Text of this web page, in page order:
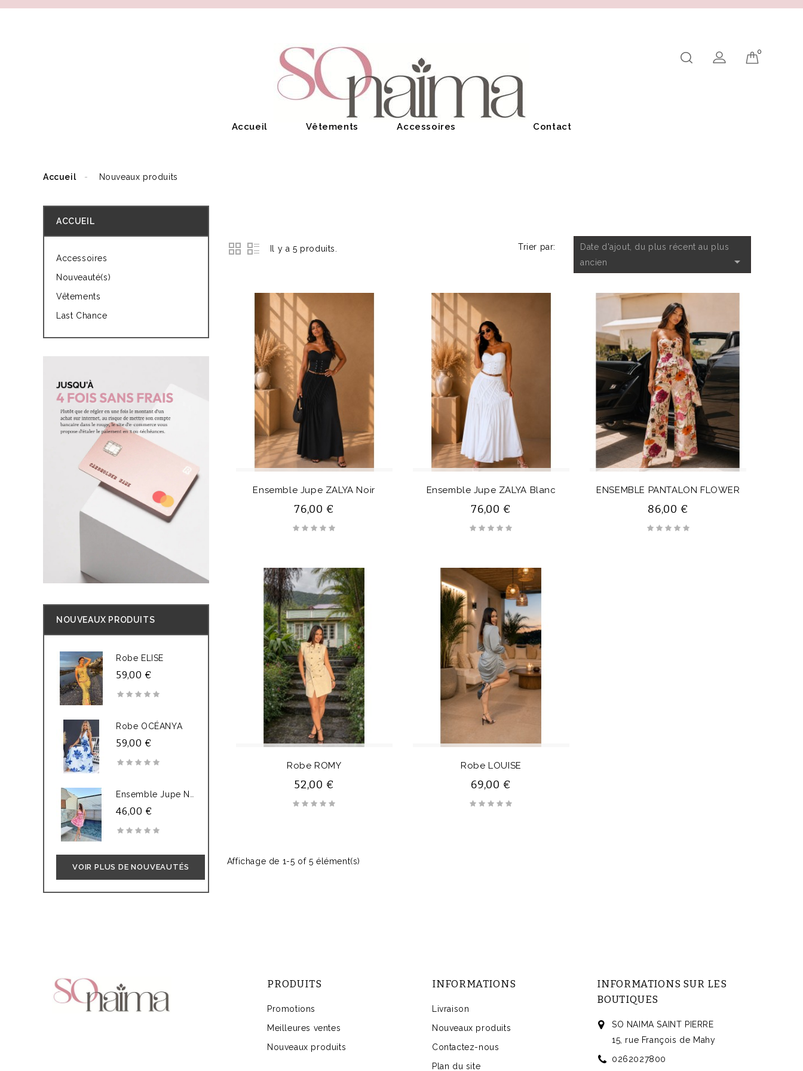
0
Accueil Vêtements Accessoires Contact
Accueil Nouveaux produits
ACCUEIL
Accessoires
Nouveauté(s)
Vêtements
Last Chance
NOUVEAUX PRODUITS
Robe ELISE
59,00 €
Robe OCÉANYA
59,00 €
E
Nsemble Jupe NAIA
46,00 €
VOIR PLUS DE NOUVEAUTÉS
Il y a 5 produits. Trier par:
Date d'ajout, du plus récent au plus
ancien

Ensemble Jupe ZALYA Noir
76,00 €
Ensemble Jupe ZALYA Blanc
76,00 €
ENSEMBLE PANTALON FLOWER
86,00 €
Robe ROMY
52,00 €
Robe LOUISE
69,00 €
Affichage de 1-5 of 5 élément(s)
PRODUITS
Promotions
Meilleures ventes
Nouveaux produits
INFORMATIONS
Livraison
Nouveaux produits
Contactez-nous
Plan du site
INFORMATIONS SUR LES
BOUTIQUES
SO NAIMA SAINT PIERRE
15, rue François de Mahy
0262027800